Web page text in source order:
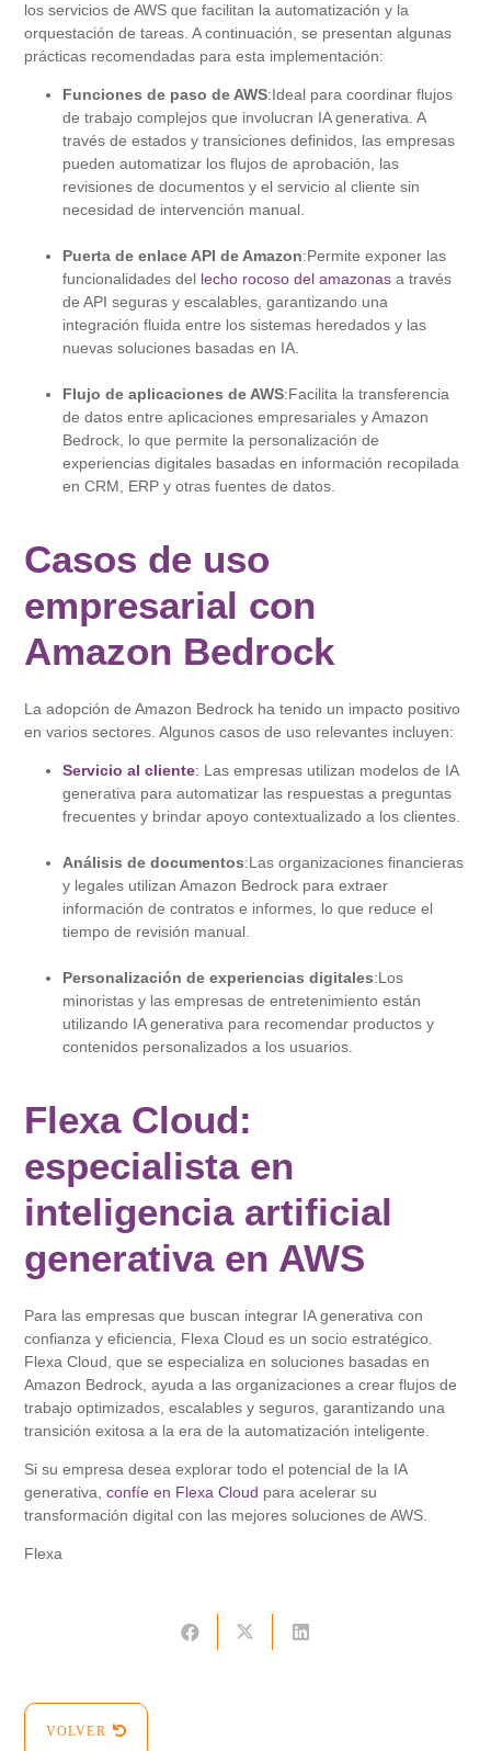
los servicios de AWS que facilitan la automatización y la
orquestación de tareas. A continuación, se presentan algunas
prácticas recomendadas para esta implementación:
Funciones de paso de AWS:Ideal para coordinar flujos
de trabajo complejos que involucran IA generativa. A
través de estados y transiciones definidos, las empresas
pueden automatizar los flujos de aprobación, las
revisiones de documentos y el servicio al cliente sin
necesidad de intervención manual.
Puerta de enlace API de Amazon:Permite exponer las
funcionalidades del lecho rocoso del amazonas a través
de API seguras y escalables, garantizando una
integración fluida entre los sistemas heredados y las
nuevas soluciones basadas en IA.
Flujo de aplicaciones de AWS:Facilita la transferencia
de datos entre aplicaciones empresariales y Amazon
Bedrock, lo que permite la personalización de
experiencias digitales basadas en información recopilada
en CRM, ERP y otras fuentes de datos.
Casos de uso
empresarial con
Amazon Bedrock
La adopción de Amazon Bedrock ha tenido un impacto positivo
en varios sectores. Algunos casos de uso relevantes incluyen:
Servicio al cliente: Las empresas utilizan modelos de IA
generativa para automatizar las respuestas a preguntas
frecuentes y brindar apoyo contextualizado a los clientes.
Análisis de documentos:Las organizaciones financieras
y legales utilizan Amazon Bedrock para extraer
información de contratos e informes, lo que reduce el
tiempo de revisión manual.
Personalización de experiencias digitales:Los
minoristas y las empresas de entretenimiento están
utilizando IA generativa para recomendar productos y
contenidos personalizados a los usuarios.
Flexa Cloud:
especialista en
inteligencia artificial
generativa en AWS
Para las empresas que buscan integrar IA generativa con
confianza y eficiencia, Flexa Cloud es un socio estratégico.
Flexa Cloud, que se especializa en soluciones basadas en
Amazon Bedrock, ayuda a las organizaciones a crear flujos de
trabajo optimizados, escalables y seguros, garantizando una
transición exitosa a la era de la automatización inteligente.
Si su empresa desea explorar todo el potencial de la IA
generativa,confíe en Flexa Cloud para acelerar su
transformación digital con las mejores soluciones de AWS.
Flexa
VOLVER